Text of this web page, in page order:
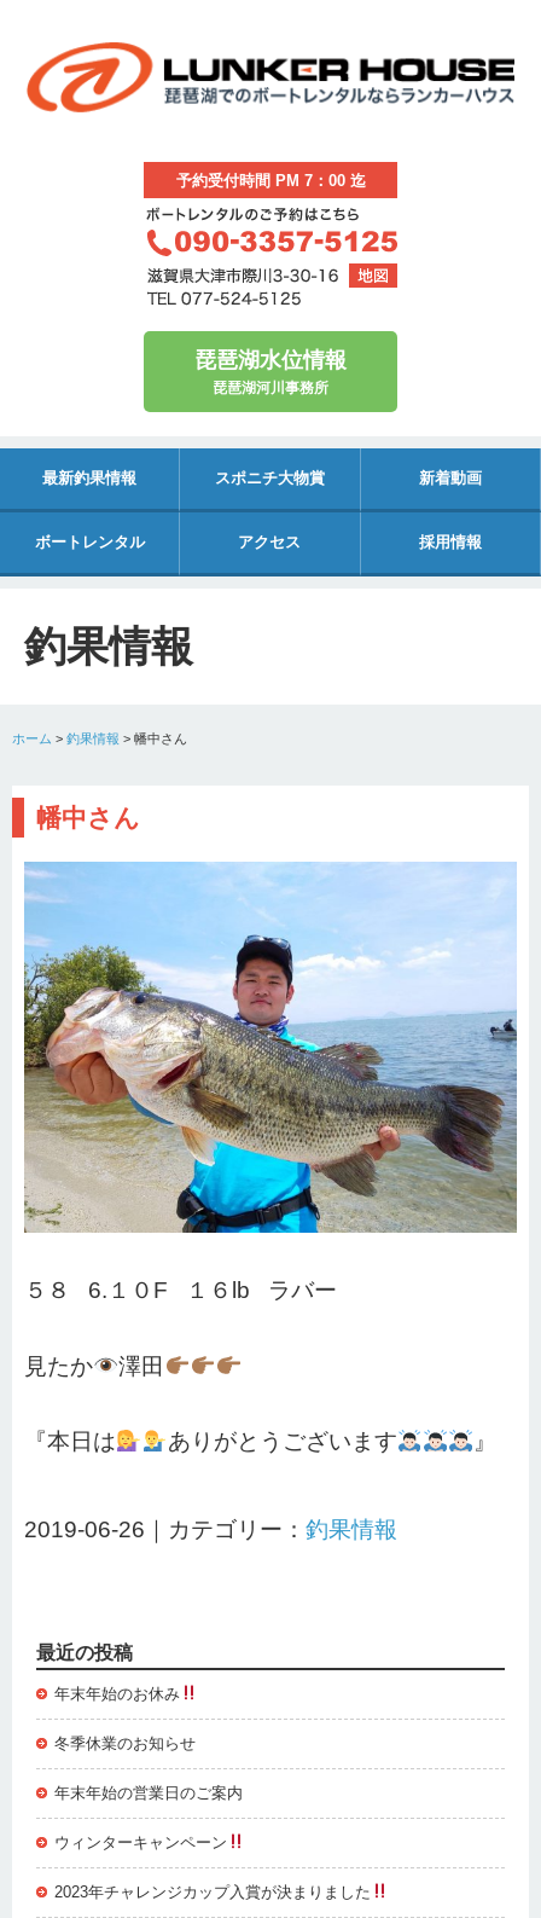
予約受付時間 PM 7：00 迄
琵琶湖水位情報
琵琶湖河川事務所
最新釣果情報 スポニチ大物賞 新着動画
ボートレンタル アクセス 採用情報
釣果情報
ホーム > 釣果情報 > 幡中さん
幡中さん
５８ 6.１０F １６lb ラバー
見たか 澤田
『本日は ありがとうございます 』
2019-06-26｜カテゴリー： 釣果情報
最近の投稿
年末年始のお休み
冬季休業のお知らせ
年末年始の営業日のご案内
ウィンターキャンペーン
2023年チャレンジカップ入賞が決まりました